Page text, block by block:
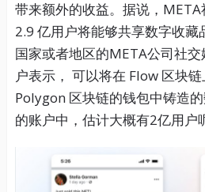
带来额外的收益。据说，
2.9 亿用户将能够共享数字收藏
国家或者地区的META公司社
户表示， 可以将在 Flow 区块
Polygon 区块链的钱包中铸造
的账户中，估计大概有2亿用户